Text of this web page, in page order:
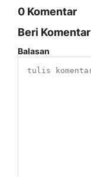
0 Komentar
Beri Komentar
Balasan